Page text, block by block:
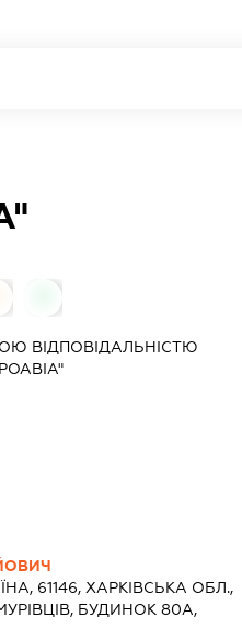
ВІДПОВІДАЛЬНІСТЮ
61146, ХАРКІВСЬКА ОБЛ.,
БУДИНОК 80А,